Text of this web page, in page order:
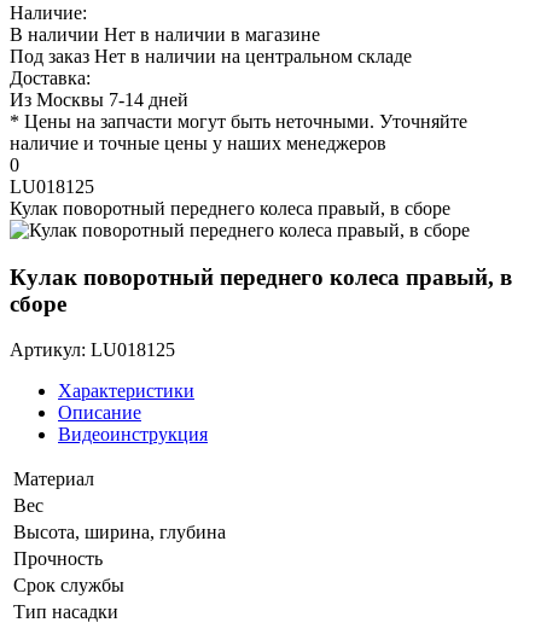
Наличие:
В наличии Нет в наличии в магазине
Под заказ Нет в наличии на центральном складе
Доставка:
Из Москвы 7-14 дней
* Цены на запчасти могут быть неточными. Уточняйте
наличие и точные цены у наших менеджеров
0
LU018125
Кулак поворотный переднего колеса правый, в сборе
Кулак поворотный переднего колеса правый, в
сборе
Артикул: LU018125
Характеристики
Описание
Видеоинструкция
Материал
Вес
Высота, ширина, глубина
Прочность
Срок службы
Тип насадки